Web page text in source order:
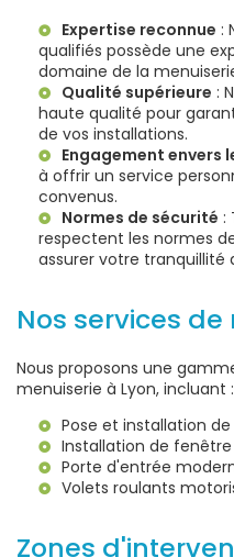
Expertise reconnue :
qualifiés possède une
domaine de la
Qualité supérieure :
haute qualité pour
de vos installations.
Engagement envers
à offrir un service
convenus.
Normes de sécurité :
respectent les normes
assurer votre tranquillité
Nos services
Nous proposons une
menuiserie à Lyon, incluant :
Pose et installation
Installation de fenêtre
Porte d'entrée
Volets roulants
Zones